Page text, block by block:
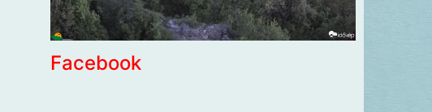
Facebook